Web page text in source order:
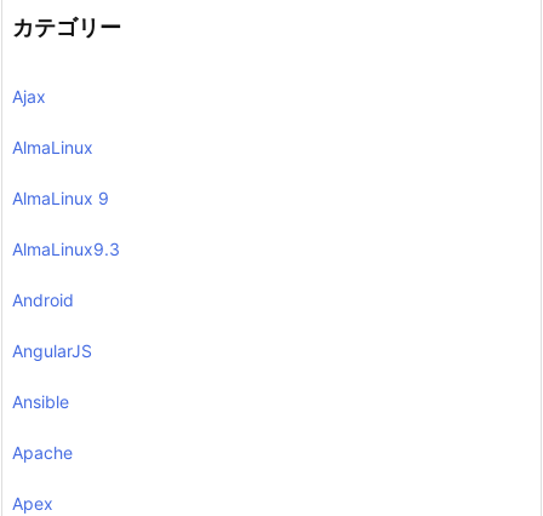
カテゴリー
Ajax
AlmaLinux
AlmaLinux 9
AlmaLinux9.3
Android
AngularJS
Ansible
Apache
Apex